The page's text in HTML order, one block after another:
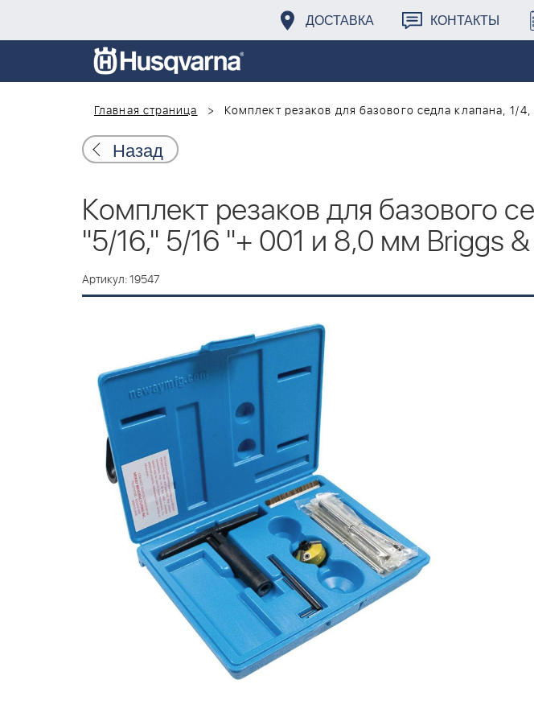
ДОСТАВКА КОНТАКТЫ
Главная страница
Комплект резаков для базового седла клапана,
Назад
Комплект резаков для базового
"5/16," 5/16 "+ 001 и 8,0 мм Briggs
Артикул: 19547